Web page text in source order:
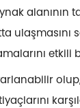
alanının
etkili